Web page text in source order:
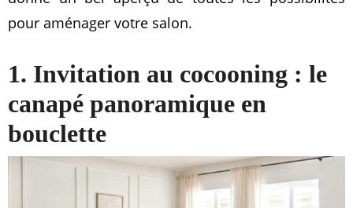
pour aménager votre salon.
1. Invitation au cocooning : le
canapé panoramique en
bouclette